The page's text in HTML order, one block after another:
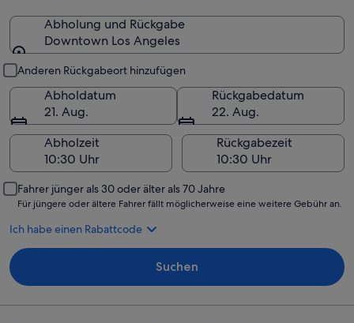
Abholung und Rückgabe
Downtown Los Angeles
Anderen Rückgabeort hinzufügen
Abholdatum
21. Aug.
Rückgabedatum
22. Aug.
Abholzeit
Rückgabezeit
Fahrer jünger als 30 oder älter als 70 Jahre
Für jüngere oder ältere Fahrer fällt möglicherweise eine weitere Gebühr an.
Ich habe einen Rabattcode
Suchen